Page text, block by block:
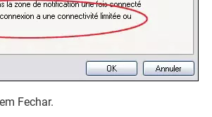
Fechar.